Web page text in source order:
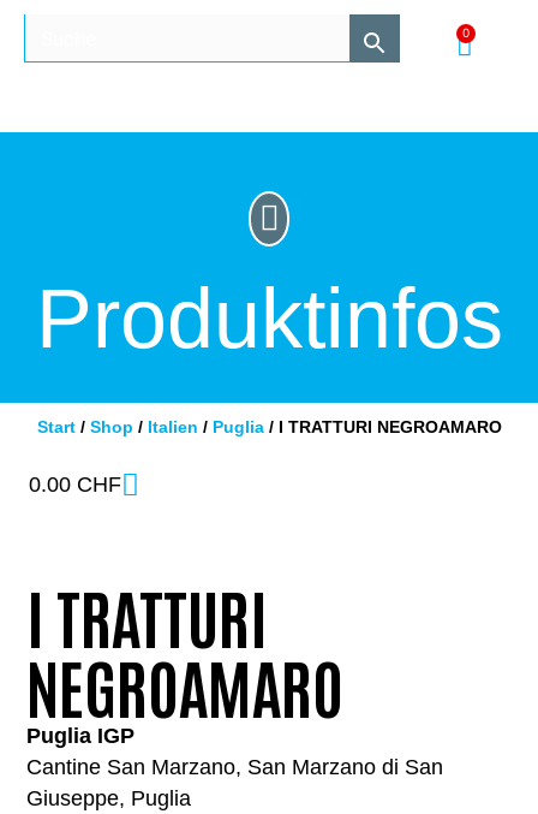
0
Produktinfos
Start/ Shop / Italien / Puglia/ I TRATTURI NEGROAMARO
0.00 CHF
I TRATTURI
NEGROAMARO
Puglia IGP
Cantine San Marzano, San Marzano di San
Giuseppe, Puglia